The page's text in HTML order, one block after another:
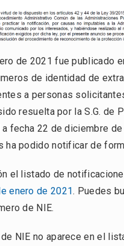
de 2021 fue publicado
de identidad de
a personas
resuelta por la S.G. de
a fecha 22 de diciembre
ha podido notificar de
el listado de
enero de 2021. Puedes
de NIE.
NIE no aparece en el